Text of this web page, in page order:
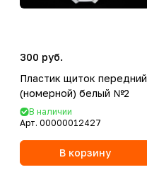
300 руб.
Пластик щиток передний
(номерной) белый №2
В наличии
Арт. 00000012427
В корзину